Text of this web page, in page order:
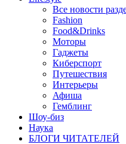
Все новости
Fashion
Food&Drinks
Моторы
Гаджеты
Киберспорт
Путешествия
Интерьеры
Афиша
Гемблинг
Шоу-биз
Наука
БЛОГИ ЧИТАТЕЛЕЙ